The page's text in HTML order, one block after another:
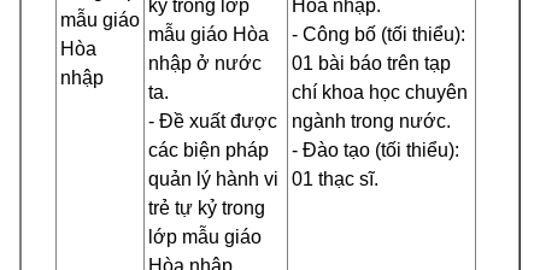
mẫu giáo
Hòa
nhập
kỷ trong lớp
mẫu giáo Hòa
nhập ở nước
ta.
- Đề xuất được
các biện pháp
quản lý hành vi
trẻ tự kỷ trong
lớp mẫu giáo
Hòa nhập.
- Công bố (tối thiểu):
01 bài báo trên tạp
chí khoa học chuyên
ngành trong nước.
- Đào tạo (tối thiểu):
01 thạc sĩ.